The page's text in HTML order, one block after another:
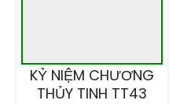
KỶ NIỆM CHƯƠNG
THỦY TINH TT43